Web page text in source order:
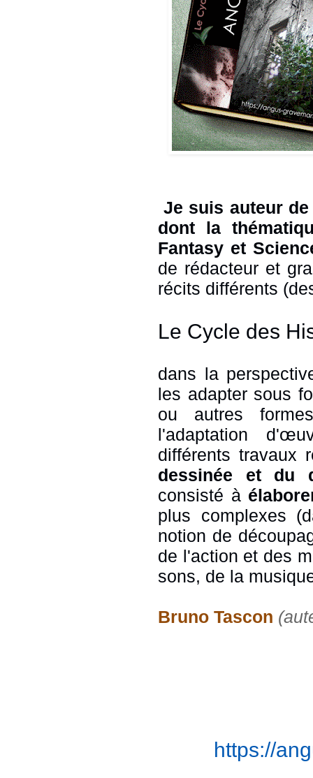
Je suis auteur
dont la
Fantasy et
de rédacteur et
récits différents
Le Cycle des
dans la
les adapter sous
ou autres
l'adaptation
différents travaux
dessinée et du
consisté à
plus complexes
notion de
de l'action et des
sons, de la
Bruno Tascon
https://